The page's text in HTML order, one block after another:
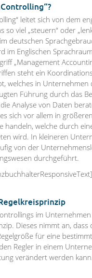
leitet sich von dem
so viel „steuern“ oder
deutschen
im Englischen
„Management
steht ein
welches in Unternehmen
Führung durch das
Analyse von Daten
sich vor allem in
handeln, welche durch
wird. In kleineren
von der
durchgeführt.
im
Dieses nimmt an, dass
für eine
Regler in einem
verändert werden kann.